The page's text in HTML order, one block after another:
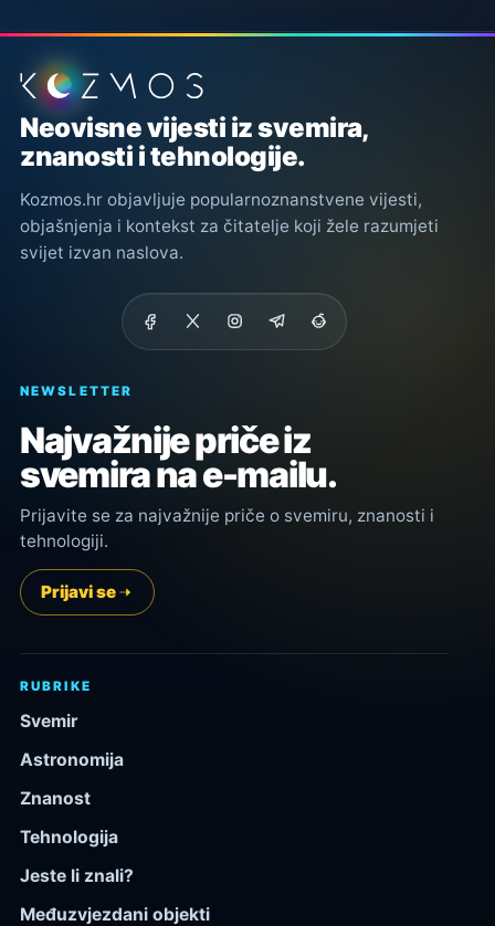
Podnožje stranice
Neovisne vijesti iz svemira,
znanosti i tehnologije.
Kozmos.hr objavljuje popularnoznanstvene vijesti,
objašnjenja i kontekst za čitatelje koji žele razumjeti
svijet izvan naslova.
NEWSLETTER
Najvažnije priče iz
svemira na e-mailu.
Prijavite se za najvažnije priče o svemiru, znanosti i
tehnologiji.
Prijavi se
RUBRIKE
Svemir
Astronomija
Znanost
Tehnologija
Jeste li znali?
Međuzvjezdani objekti